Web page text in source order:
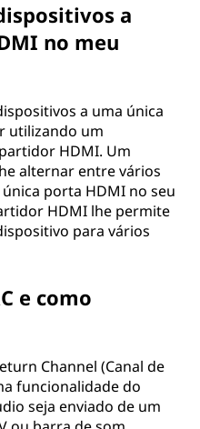
a
no meu
a uma única
utilizando um
HDMI. Um
alternar entre vários
porta HDMI no seu
HDMI lhe permite
para vários
e como
Channel (Canal de
funcionalidade do
seja enviado de um